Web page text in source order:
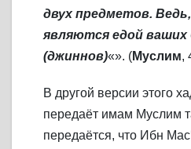
двух предметов.
являются едой ваших
(джиннов)«». (Муслим,
В другой версии этого
передаёт имам Муслим
передаётся, что Ибн